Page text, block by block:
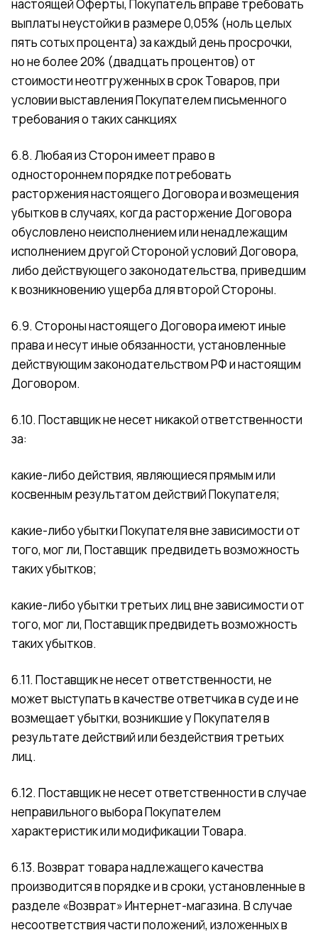
настоящей Оферты, Покупатель вправе требовать
выплаты неустойки в размере 0,05% (ноль целых
пять сотых процента) за каждый день просрочки,
но не более 20% (двадцать процентов) от
стоимости неотгруженных в срок Товаров, при
условии выставления Покупателем письменного
требования о таких санкциях
6.8. Любая из Сторон имеет право в
одностороннем порядке потребовать
расторжения настоящего Договора и возмещения
убытков в случаях, когда расторжение Договора
обусловлено неисполнением или ненадлежащим
исполнением другой Стороной условий Договора,
либо действующего законодательства, приведшим
к возникновению ущерба для второй Стороны.
6.9. Стороны настоящего Договора имеют иные
права и несут иные обязанности, установленные
действующим законодательством РФ и настоящим
Договором.
6.10. Поставщик не несет никакой ответственности
за:
какие-либо действия, являющиеся прямым или
косвенным результатом действий Покупателя;
какие-либо убытки Покупателя вне зависимости от
того, мог ли, Поставщик предвидеть возможность
таких убытков;
какие-либо убытки третьих лиц вне зависимости от
того, мог ли, Поставщик предвидеть возможность
таких убытков.
6.11. Поставщик не несет ответственности, не
может выступать в качестве ответчика в суде и не
возмещает убытки, возникшие у Покупателя в
результате действий или бездействия третьих
лиц.
6.12. Поставщик не несет ответственности в случае
неправильного выбора Покупателем
характеристик или модификации Товара.
6.13. Возврат товара надлежащего качества
производится в порядке и в сроки, установленные в
разделе «Возврат» Интернет-магазина. В случае
несоответствия части положений, изложенных в